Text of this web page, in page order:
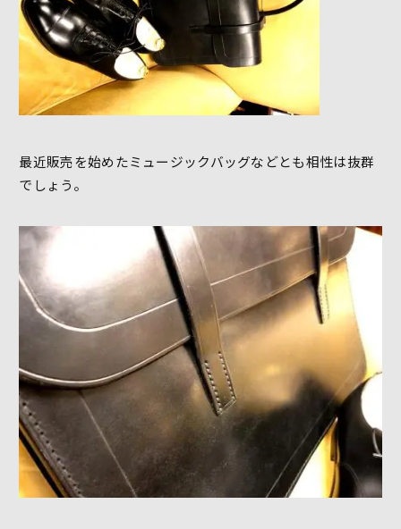
最近販売を始めたミュージックバッグなどとも相性は抜群
でしょう。